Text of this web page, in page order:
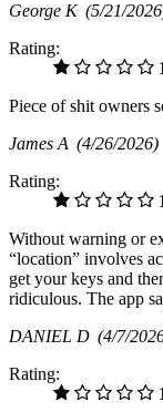
George K (5/21/
Rating:
Piece of shit owners
James A (4/26/2026)
Rating:
Without warning or
“location” involves
get your keys and
ridiculous. The app
DANIEL D (4/7/
Rating: